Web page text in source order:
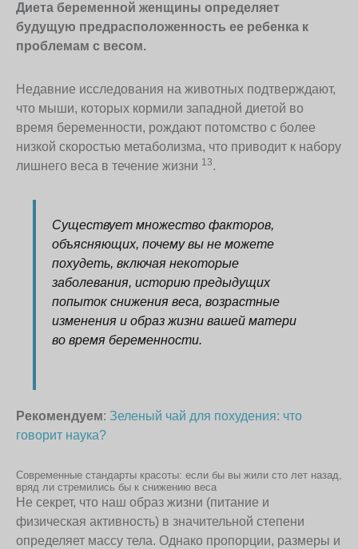
Диета беременной женщины определяет
будущую предрасположенность ее ребенка к
проблемам с весом.
Недавние исследования на животных подтверждают,
что мыши, которых кормили западной диетой во
время беременности, рождают потомство с более
низкой скоростью метаболизма, что приводит к набору
лишнего веса в течение жизни 13.
Существует множество факторов,
объясняющих, почему вы не можете
похудеть, включая некоторые
заболевания, историю предыдущих
попыток снижения веса, возрастные
изменения и образ жизни вашей матери
во время беременности.
Рекомендуем: Зеленый чай для похудения: что
говорит наука?
Современные стандарты красоты: если бы вы жили сто лет назад,
вряд ли стремились бы к снижению веса
Не секрет, что наш образ жизни (питание и
физическая активность) в значительной степени
определяет массу тела. Однако пропорции, размеры и